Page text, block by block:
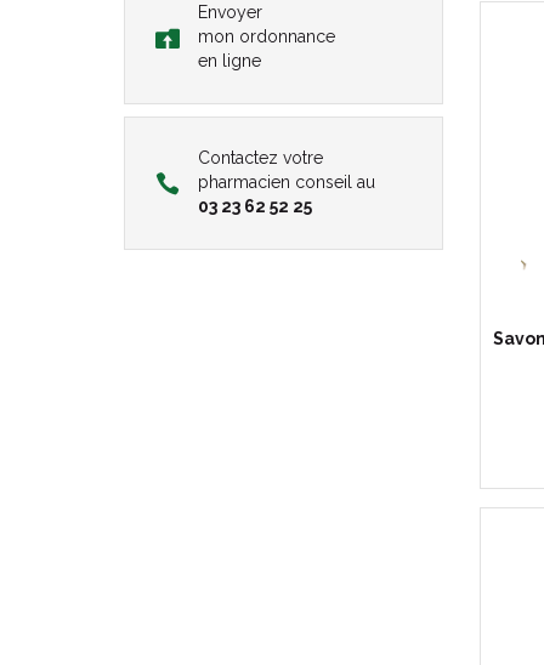
Envoyer
mon ordonnance
en ligne
Contactez votre
pharmacien conseil au
03 23 62 52 25